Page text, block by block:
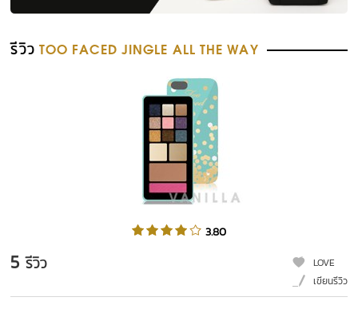
รีวิว TOO FACED JINGLE ALL THE WAY
3.80
5 รีวิว
LOVE
เขียนรีวิว